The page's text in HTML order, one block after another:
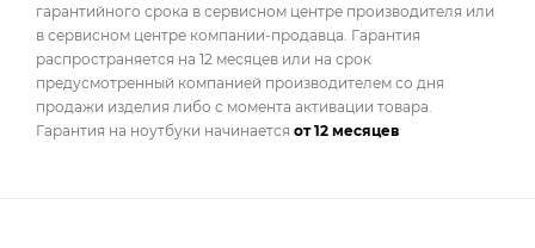
гарантийного срока в сервисном центре производителя или
в сервисном центре компании-продавца. Гарантия
распространяется на 12 месяцев или на срок
предусмотренный компанией производителем со дня
продажи изделия либо с момента активации товара.
Гарантия на ноутбуки начинается от 12 месяцев